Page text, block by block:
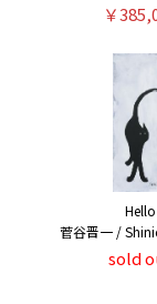
￥
Hello
菅谷晋一 /
sold